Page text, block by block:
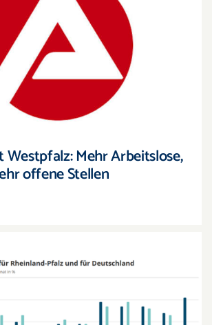
Westpfalz: Mehr Arbeitslose, aber
mehr offene Stellen
Mehr Arbeitslose,
offene Stellen